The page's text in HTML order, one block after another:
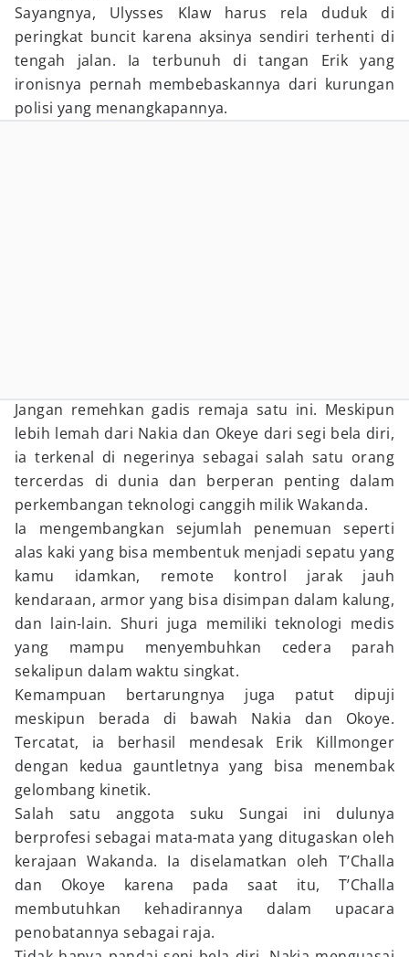
Sayangnya, Ulysses Klaw harus rela duduk di
peringkat buncit karena aksinya sendiri terhenti di
tengah jalan. Ia terbunuh di tangan Erik yang
ironisnya pernah membebaskannya dari kurungan
polisi yang menangkapannya.
Jangan remehkan gadis remaja satu ini. Meskipun
lebih lemah dari Nakia dan Okeye dari segi bela diri,
ia terkenal di negerinya sebagai salah satu orang
tercerdas di dunia dan berperan penting dalam
perkembangan teknologi canggih milik Wakanda.
Ia mengembangkan sejumlah penemuan seperti
alas kaki yang bisa membentuk menjadi sepatu yang
kamu idamkan, remote kontrol jarak jauh
kendaraan, armor yang bisa disimpan dalam kalung,
dan lain-lain. Shuri juga memiliki teknologi medis
yang mampu menyembuhkan cedera parah
sekalipun dalam waktu singkat.
Kemampuan bertarungnya juga patut dipuji
meskipun berada di bawah Nakia dan Okoye.
Tercatat, ia berhasil mendesak Erik Killmonger
dengan kedua gauntletnya yang bisa menembak
gelombang kinetik.
Salah satu anggota suku Sungai ini dulunya
berprofesi sebagai mata-mata yang ditugaskan oleh
kerajaan Wakanda. Ia diselamatkan oleh T’Challa
dan Okoye karena pada saat itu, T’Challa
membutuhkan kehadirannya dalam upacara
penobatannya sebagai raja.